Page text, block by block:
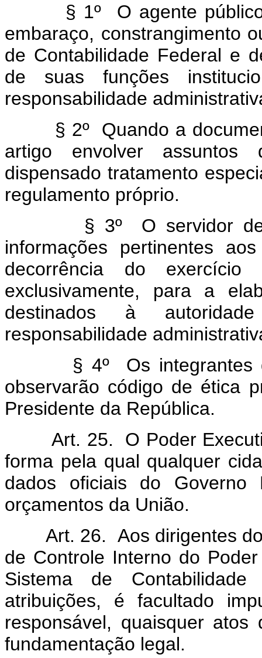
§ 1º O agente público
embaraço, constrangimento
de Contabilidade Federal e
de suas funções
responsabilidade
§ 2º Quando a
artigo envolver
dispensado tratamento
regulamento próprio.
§ 3º O servidor
informações pertinentes
decorrência do exercício
exclusivamente, para a
destinados à
responsabilidade
§ 4º Os integrantes da
observarão código de ética
Presidente da República.
Art. 25. O Poder
forma pela qual qualquer
dados oficiais do Governo
orçamentos da União.
Art. 26. Aos dirigentes dos
de Controle Interno do
Sistema de
atribuições, é facultado
responsável, quaisquer
fundamentação legal.